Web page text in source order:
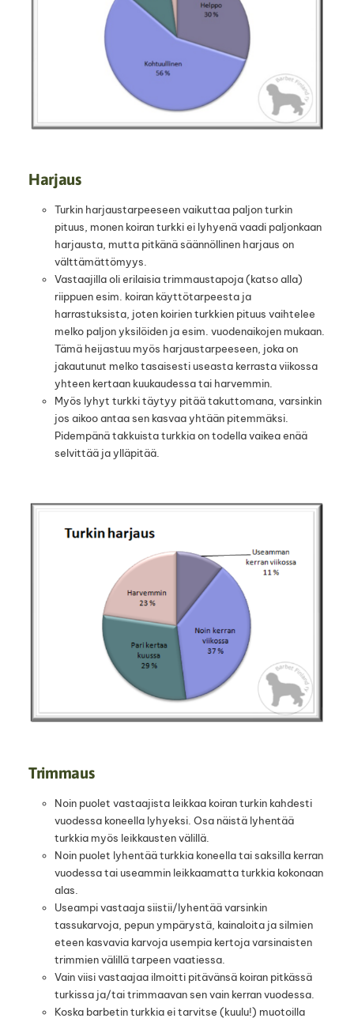
Harjaus
Turkin harjaustarpeeseen vaikuttaa paljon turkin
pituus, monen koiran turkki ei lyhyenä vaadi paljonkaan
harjausta, mutta pitkänä säännöllinen harjaus on
välttämättömyys.
Vastaajilla oli erilaisia trimmaustapoja (katso alla)
riippuen esim. koiran käyttötarpeesta ja
harrastuksista, joten koirien turkkien pituus vaihtelee
melko paljon yksilöiden ja esim. vuodenaikojen mukaan.
Tämä heijastuu myös harjaustarpeeseen, joka on
jakautunut melko tasaisesti useasta kerrasta viikossa
yhteen kertaan kuukaudessa tai harvemmin.
Myös lyhyt turkki täytyy pitää takuttomana, varsinkin
jos aikoo antaa sen kasvaa yhtään pitemmäksi.
Pidempänä takkuista turkkia on todella vaikea enää
selvittää ja ylläpitää.
Trimmaus
Noin puolet vastaajista leikkaa koiran turkin kahdesti
vuodessa koneella lyhyeksi. Osa näistä lyhentää
turkkia myös leikkausten välillä.
Noin puolet lyhentää turkkia koneella tai saksilla kerran
vuodessa tai useammin leikkaamatta turkkia kokonaan
alas.
Useampi vastaaja siistii/lyhentää varsinkin
tassukarvoja, pepun ympärystä, kainaloita ja silmien
eteen kasvavia karvoja usempia kertoja varsinaisten
trimmien välillä tarpeen vaatiessa.
Vain viisi vastaajaa ilmoitti pitävänsä koiran pitkässä
turkissa ja/tai trimmaavan sen vain kerran vuodessa.
Koska barbetin turkkia ei tarvitse (kuulu!) muotoilla